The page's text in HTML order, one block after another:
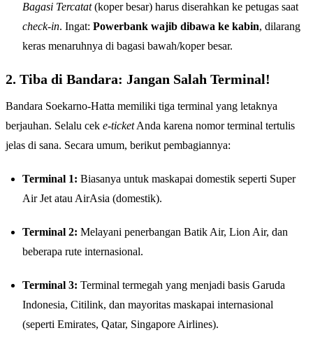
Bagasi Tercatat(koper besar) harus diserahkan ke petugas saat
check-in. Ingat: Powerbank wajib dibawa ke kabin, dilarang
keras menaruhnya di bagasi bawah/koper besar.
2. Tiba di Bandara: Jangan Salah Terminal!
Bandara Soekarno-Hatta memiliki tiga terminal yang letaknya
berjauhan. Selalu cek e-ticketAnda karena nomor terminal tertulis
jelas di sana. Secara umum, berikut pembagiannya:
Terminal 1: Biasanya untuk maskapai domestik seperti Super
Air Jet atau AirAsia (domestik).
Terminal 2: Melayani penerbangan Batik Air, Lion Air, dan
beberapa rute internasional.
Terminal 3: Terminal termegah yang menjadi basis Garuda
Indonesia, Citilink, dan mayoritas maskapai internasional
(seperti Emirates, Qatar, Singapore Airlines).